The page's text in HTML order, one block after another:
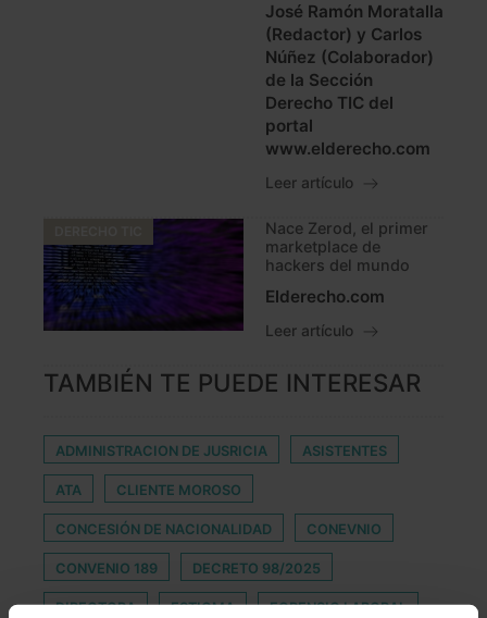
José Ramón Moratalla
(Redactor) y Carlos
Núñez (Colaborador)
de la Sección
Derecho TIC del
portal
www.elderecho.com
Leer artículo
Nace Zerod, el primer
marketplace de
hackers del mundo
Elderecho.com
Leer artículo
TAMBIÉN TE PUEDE INTERESAR
ADMINISTRACION DE JUSRICIA ASISTENTES
ATA CLIENTE MOROSO
CONCESIÓN DE NACIONALIDAD CONEVNIO
CONVENIO 189 DECRETO 98/2025
DIRECTORA ESTIGMA FORENSIC LABORAL